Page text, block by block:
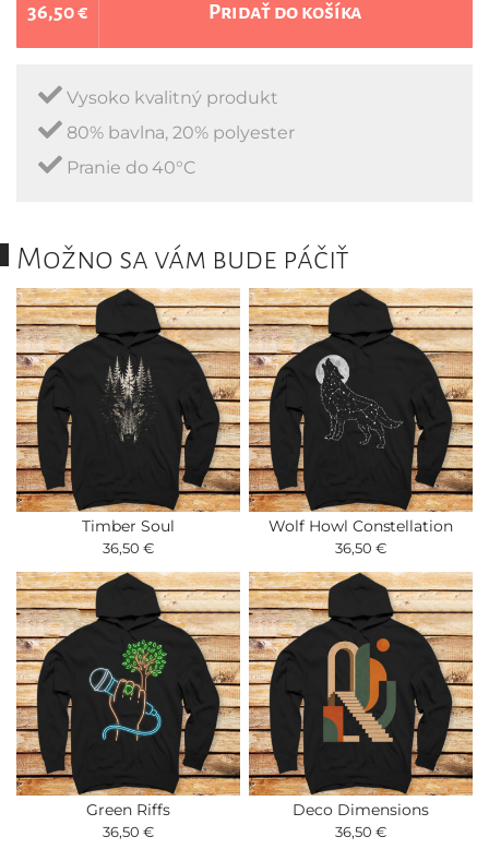
36,50 € Pridať do košíka
Vysoko kvalitný produkt
80% bavlna, 20% polyester
Pranie do 40°C
Možno sa vám bude páčiť
Timber Soul
36,50 €
Wolf Howl Constellation
36,50 €
Green Riffs
36,50 €
Deco Dimensions
36,50 €